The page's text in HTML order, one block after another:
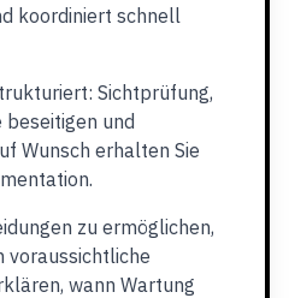
koordiniert schnell
Sichtprüfung,
beseitigen und
Wunsch erhalten Sie
zu ermöglichen,
voraussichtliche
wann Wartung